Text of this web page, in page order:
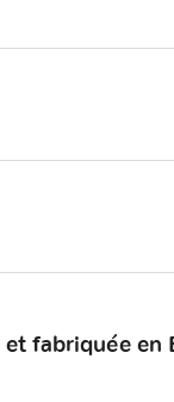
fabriquée en